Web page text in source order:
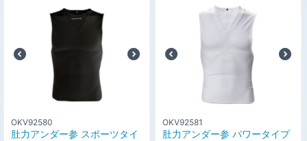
OKV92580
肚力アンダー参 スポーツタイ
OKV92581
肚力アンダー参 パワータイプ